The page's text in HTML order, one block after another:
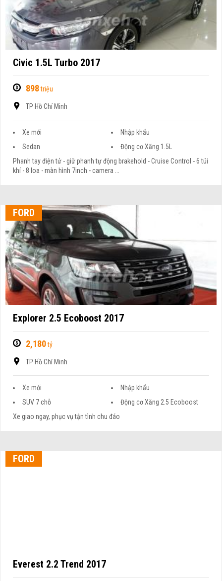
Civic 1.5L Turbo 2017
898triệu
TP Hồ Chí Minh
Xe mới
Nhập khẩu
Sedan
Động cơ Xăng 1.5L
Phanh tay điện tử - giữ phanh tự động brakehold - Cruise Control - 6 túi
khí - 8 loa - màn hình 7inch - camera ...
FORD
Explorer 2.5 Ecoboost 2017
2,180tỷ
TP Hồ Chí Minh
Xe mới
Nhập khẩu
SUV 7 chỗ
Động cơ Xăng 2.5 Ecoboost
Xe giao ngay, phục vụ tận tình chu đáo
FORD
Everest 2.2 Trend 2017